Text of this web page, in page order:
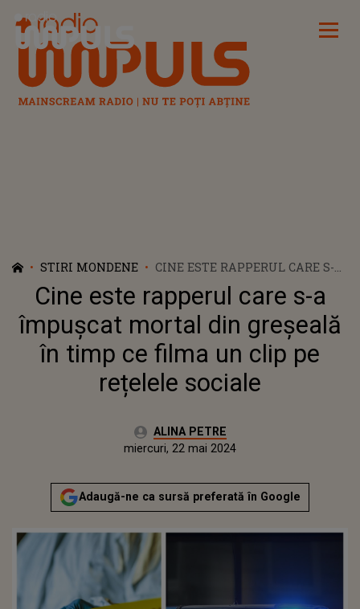
Radio Impuls
STIRI MONDENE
CINE ESTE RAPPERUL CARE S-A
ÎMPUȘCAT MORTAL DIN
GREȘEALĂ ÎN TIMP CE FILMA
UN CLIP PE REȚELELE SOCIALE
Cine este rapperul care s-a
împușcat mortal din greșeală
în timp ce filma un clip pe
rețelele sociale
Autor:ALINA PETRE
Publicat:
miercuri, 22 mai 2024
Adaugă-ne ca sursă preferată în Google